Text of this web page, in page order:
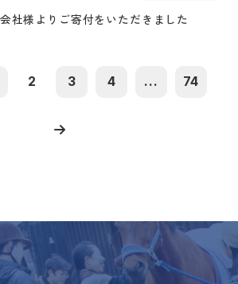
社様よりご寄付をいただきました
2 3 4 ... 74